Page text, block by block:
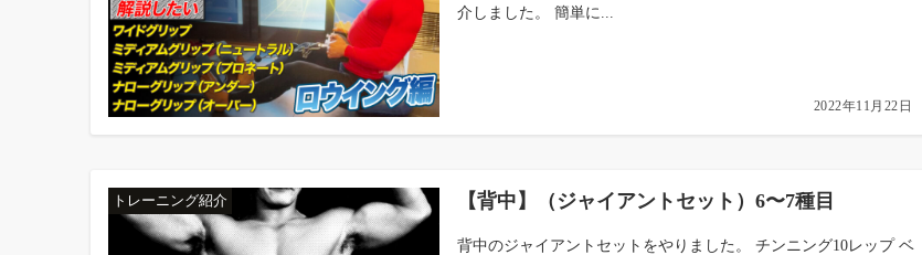
介しました。 簡単に...
2022年11月22日
トレーニング紹介 【背中】（ジャイアントセット）6〜7種目
背中のジャイアントセットをやりました。 チンニング10レップ ベ